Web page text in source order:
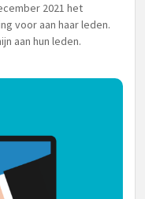
2021 het
voor aan haar leden.
aan hun leden.